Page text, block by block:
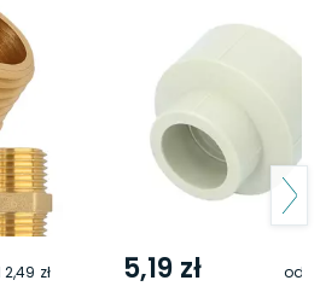
2,49 zł 5,19 zł od